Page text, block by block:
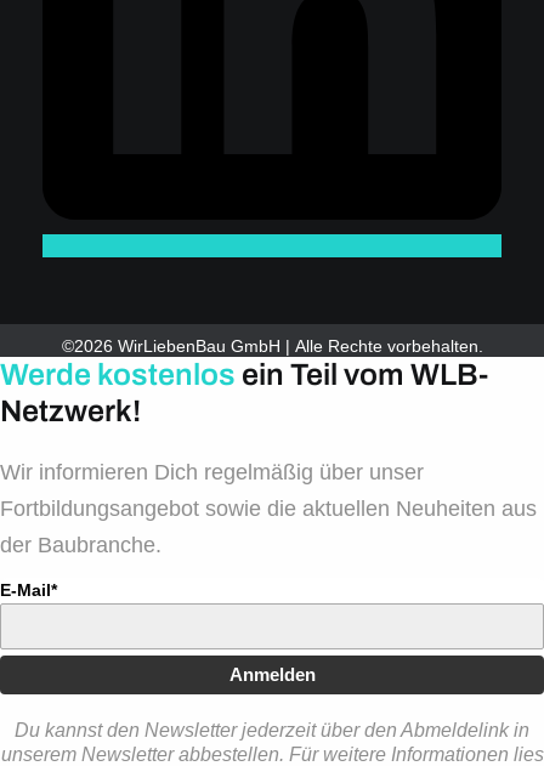
©2026 WirLiebenBau GmbH | Alle Rechte vorbehalten.
Werde kostenlos ein Teil vom WLB-
Netzwerk!
Wir informieren Dich regelmäßig über unser
Fortbildungsangebot sowie die aktuellen Neuheiten aus
der Baubranche.
E-Mail*
Anmelden
Du kannst den Newsletter jederzeit über den Abmeldelink in
unserem Newsletter abbestellen. Für weitere Informationen lies